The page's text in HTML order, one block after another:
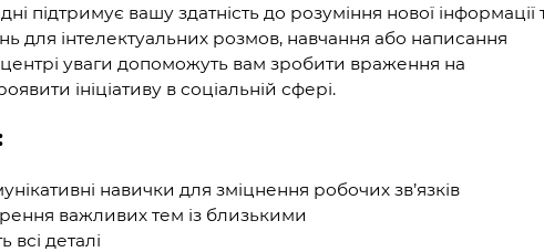
підтримує вашу здатність до розуміння нової інформації
для інтелектуальних розмов, навчання або написання
центрі уваги допоможуть вам зробити враження на
ініціативу в соціальній сфері.
навички для зміцнення робочих зв’язків
важливих тем із близькими
всі деталі